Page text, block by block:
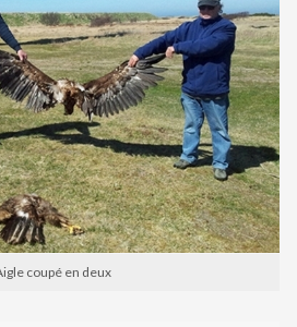
coupé en deux